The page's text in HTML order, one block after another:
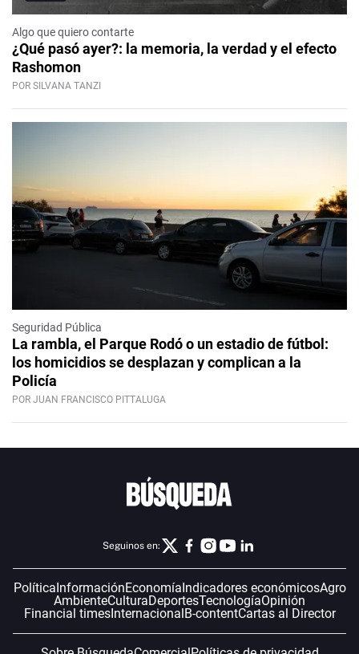
Algo que quiero contarte
¿Qué pasó ayer?: la memoria, la verdad y el efecto
Rashomon
POR SILVANA TANZI
Seguridad Pública
La rambla, el Parque Rodó o un estadio de fútbol:
los homicidios se desplazan y complican a la
Policía
POR JUAN FRANCISCO PITTALUGA
Seguinos en:
Política InformaciónEconomía Indicadores económicosAgro
AmbienteCulturaDeportesTecnologíaOpinión
Financial timesInternacional B-contentCartas al Director